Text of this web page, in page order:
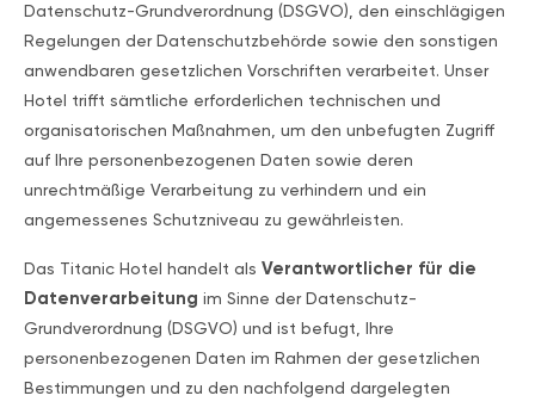
Datenschutz-Grundverordnung (DSGVO), den einschlägigen
Regelungen der Datenschutzbehörde sowie den sonstigen
anwendbaren gesetzlichen Vorschriften verarbeitet. Unser
Hotel trifft sämtliche erforderlichen technischen und
organisatorischen Maßnahmen, um den unbefugten Zugriff
auf Ihre personenbezogenen Daten sowie deren
unrechtmäßige Verarbeitung zu verhindern und ein
angemessenes Schutzniveau zu gewährleisten.
Das Titanic Hotel handelt als Verantwortlicher für die
Datenverarbeitung im Sinne der Datenschutz-
Grundverordnung (DSGVO) und ist befugt, Ihre
personenbezogenen Daten im Rahmen der gesetzlichen
Bestimmungen und zu den nachfolgend dargelegten